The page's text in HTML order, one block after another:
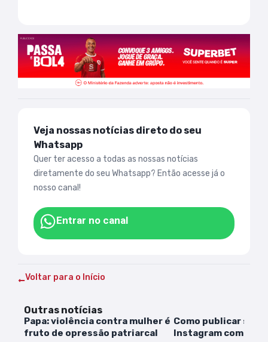
Veja nossas notícias direto do seu
Whatsapp
Quer ter acesso a todas as nossas notícias
diretamente do seu Whatsapp? Então acesse já o
nosso canal!
Entrar no canal
Voltar para o Início
Outras notícias
Papa: violência contra mulher é
fruto de opressão patriarcal
Como publicar
Instagram com